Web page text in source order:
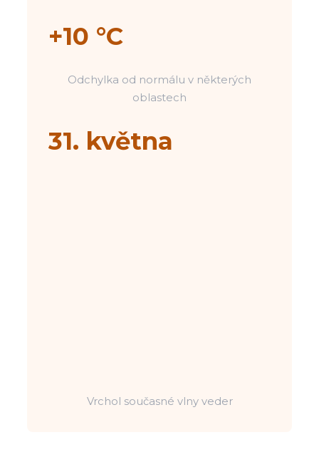
+10 °C
Odchylka od normálu v některých
oblastech
31. května
Vrchol současné vlny veder